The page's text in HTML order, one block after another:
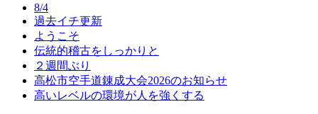
8/4
過去イチ更新
ようこそ
伝統的稽古をしっかりと
２週間ぶり
高松市空手道錬成大会2026のお知らせ
高いレベルの環境が人を強くする